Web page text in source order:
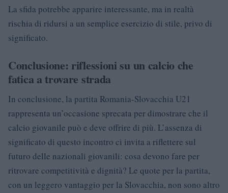
La sfida potrebbe apparire interessante, ma in realtà
rischia di ridursi a un semplice esercizio di stile, privo di
significato.
Conclusione: riflessioni su un calcio che
fatica a trovare strada
In conclusione, la partita Romania-Slovacchia U21
rappresenta un’occasione sprecata per dimostrare che il
calcio giovanile può e deve offrire di più. L’assenza di
significato di questo incontro ci invita a riflettere sul
futuro delle nazionali giovanili: cosa devono fare per
ritrovare competitività e dignità? Le quote per la partita,
con un leggero vantaggio per la Slovacchia, non sono altro